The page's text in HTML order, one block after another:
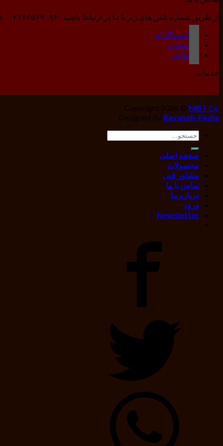
از طریق شماره تلفن های زیر با ما در ارتباط باشید : ۰۲۱۶۶۵۶۹۰۹۴ - ۰۲۱۶۶۵۶۹۰۹۵ - ۰۲۱۶۶۵۶۹۰۹۶
اینستاگرام
یوتیوب
توئیتر
خدمات
Copyright 2026 © MBT Co
Designed By Rayaneh-Pedia
جستجو
برای:
صفحه اصلی
محصولات
مشاور فنی
تماس با ما
درباره ما
ورود
Newsletter